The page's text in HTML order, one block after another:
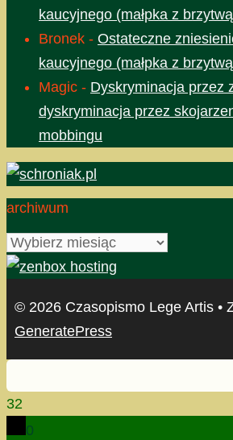
kaucyjnego (małpka z
Bronek - Ostateczne
kaucyjnego (małpka z
Magic - Dyskryminacja przez
dyskryminacja przez
mobbingu
archiwum
archiwum
© 2026 Czasopismo Lege Artis •
GeneratePress
32
0